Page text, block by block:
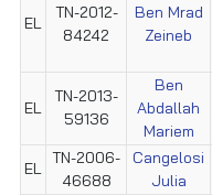
EL
TN-2012-
84242
Ben Mrad
Zeineb
EL
TN-2013-
59136
Ben
Abdallah
Mariem
EL
TN-2006-
46688
Cangelosi
Julia